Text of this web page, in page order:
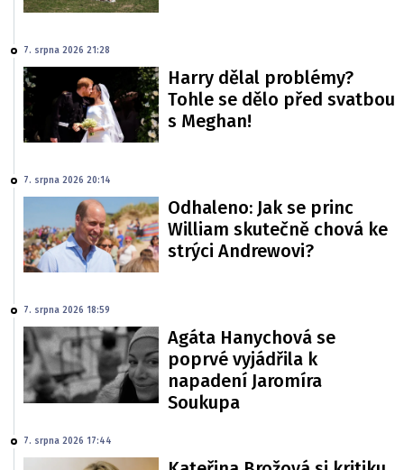
7. srpna 2026 21:28
Harry dělal problémy?
Tohle se dělo před svatbou
s Meghan!
7. srpna 2026 20:14
Odhaleno: Jak se princ
William skutečně chová ke
strýci Andrewovi?
7. srpna 2026 18:59
Agáta Hanychová se
poprvé vyjádřila k
napadení Jaromíra
Soukupa
7. srpna 2026 17:44